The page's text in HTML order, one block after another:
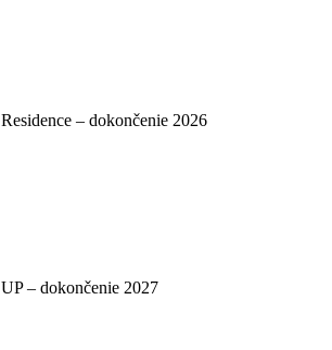
Residence – dokončenie 2026
UP – dokončenie 2027